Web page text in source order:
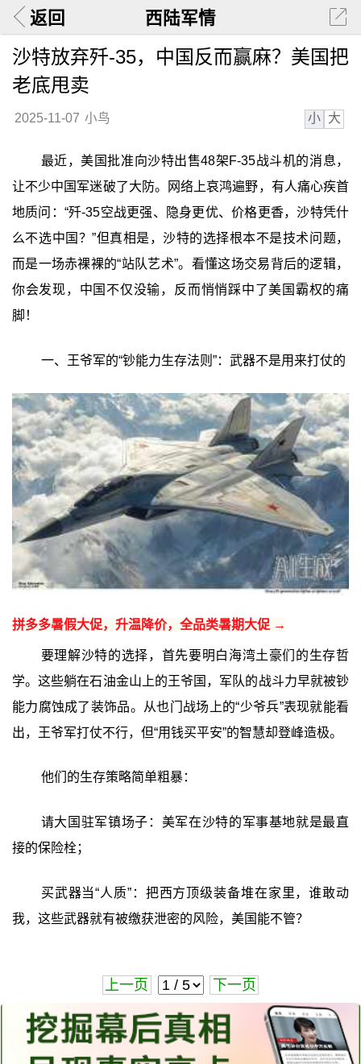
返回 西陆军情
沙特放弃歼-35，中国反而赢麻？美国把
老底甩卖
2025-11-07 小鸟 小 大
最近，美国批准向沙特出售48架F-35战斗机的消息，
让不少中国军迷破了大防。网络上哀鸿遍野，有人痛心疾首
地质问：“歼-35空战更强、隐身更优、价格更香，沙特凭什
么不选中国？”但真相是，沙特的选择根本不是技术问题，
而是一场赤裸裸的“站队艺术”。看懂这场交易背后的逻辑，
你会发现，中国不仅没输，反而悄悄踩中了美国霸权的痛
脚！
一、王爷军的“钞能力生存法则”：武器不是用来打仗的
拼多多暑假大促，升温降价，全品类暑期大促 →
要理解沙特的选择，首先要明白海湾土豪们的生存哲
学。这些躺在石油金山上的王爷国，军队的战斗力早就被钞
能力腐蚀成了装饰品。从也门战场上的“少爷兵”表现就能看
出，王爷军打仗不行，但“用钱买平安”的智慧却登峰造极。
他们的生存策略简单粗暴：
请大国驻军镇场子：美军在沙特的军事基地就是最直
接的保险栓；
买武器当“人质”：把西方顶级装备堆在家里，谁敢动
我，这些武器就有被缴获泄密的风险，美国能不管？
上一页 下一页